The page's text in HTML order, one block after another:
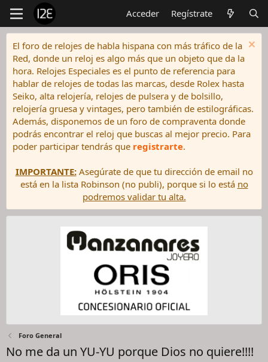
Acceder Regístrate
El foro de relojes de habla hispana con más tráfico de la
Red, donde un reloj es algo más que un objeto que da la
hora. Relojes Especiales es el punto de referencia para
hablar de relojes de todas las marcas, desde Rolex hasta
Seiko, alta relojería, relojes de pulsera y de bolsillo,
relojería gruesa y vintages, pero también de estilográficas.
Además, disponemos de un foro de compraventa donde
podrás encontrar el reloj que buscas al mejor precio. Para
poder participar tendrás que registrarte.
IMPORTANTE:Asegúrate de que tu dirección de email no
está en la lista Robinson (no publi), porque si lo está no
podremos validar tu alta.
Foro General
No me da un YU-YU porque Dios no quiere!!!!